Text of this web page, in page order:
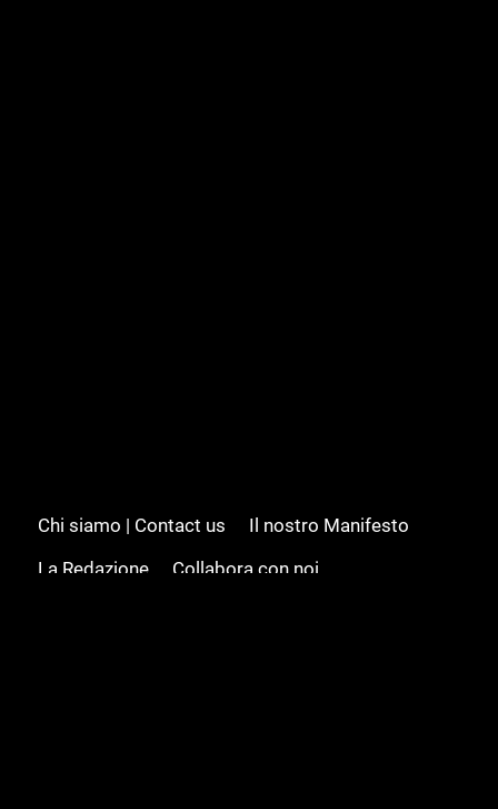
Chi siamo | Contact us
Il nostro Manifesto
La Redazione
Collabora con noi